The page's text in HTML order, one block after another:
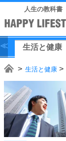
人生の教科書
生活と健康
生活と健康